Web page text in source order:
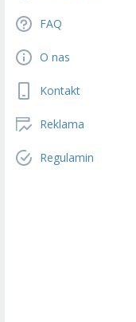
FAQ
O nas
Kontakt
Reklama
Regulamin